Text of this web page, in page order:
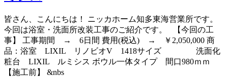
皆さん、こんにちは！ ニッカホーム知多東海営業所です。
今回は浴室・洗面所改装工事のご紹介です。 【今回の工
事】 工事期間 → 6日間 費用(税込) → ￥2,050,000 商
品：浴室 LIXIL リノビオV 1418サイズ 洗面化
粧台 LIXIL ルミシス ボウル一体タイプ 間口980ｍｍ
【施工前】 &nbs